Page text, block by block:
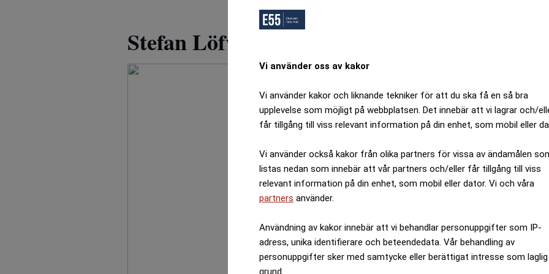
Vi använder oss av kakor
Vi använder kakor och liknande tekniker för att du ska få en så bra
upplevelse som möjligt på webbplatsen. Det innebär att vi lagrar och/
får tillgång till viss relevant information på din enhet, som mobil eller
Vi använder också kakor från olika partners för vissa av ändamålen
listas nedan som innebär att vår partners och/eller får tillgång till viss
relevant information på din enhet, som mobil eller dator. Vi och våra
partners använder.
Användning av kakor innebär att vi behandlar personuppgifter som IP-
adress, unika identifierare och beteendedata. Vår behandling av
personuppgifter sker med samtycke eller berättigat intresse som laglig
grund.
Stefan Löfven